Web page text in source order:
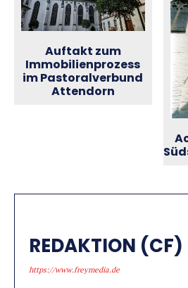
Auftakt zum
Immobilienprozess
im Pastoralverbund
Attendorn
REDAKTION (CF)
https://www.freymedia.de